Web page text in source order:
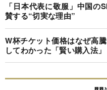
「日本代表に敬服」中国
賛する“切実な理由”
W杯チケット価格はなぜ高
してわかった「賢い購入法」